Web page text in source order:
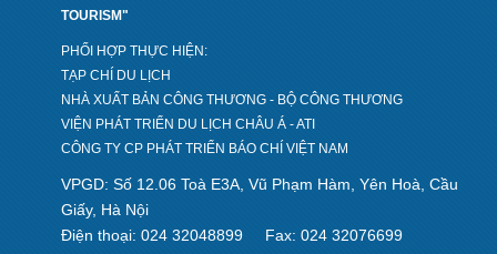
TOURISM"
PHỐI HỢP THỰC HIỆN:
TẠP CHÍ DU LỊCH
NHÀ XUẤT BẢN CÔNG THƯƠNG - BỘ CÔNG THƯƠNG
VIỆN PHÁT TRIỂN DU LỊCH CHÂU Á - ATI
CÔNG TY CP PHÁT TRIỂN BÁO CHÍ VIỆT NAM
VPGD: Số 12.06 Toà E3A, Vũ Phạm Hàm, Yên Hoà, Cầu
Giấy, Hà Nội
Điện thoại: 024 32048899
Fax: 024 32076699